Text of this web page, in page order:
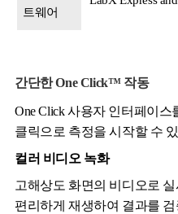
트웨어
간단한 One Click™ 작동
One Click 사용자 인터페이
클릭으로 측정을 시작할 수
컬러 비디오 녹화
고해상도 화면의 비디오로
편리하게 재생하여 결과를